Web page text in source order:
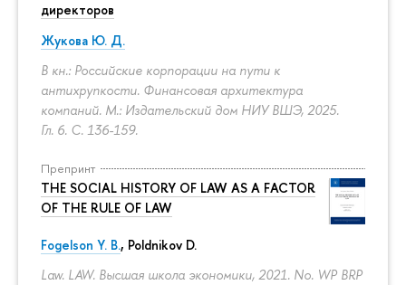
директоров
Жукова Ю. Д.
В кн.: Российские корпорации на пути к
антихрупкости. Финансовая архитектура
компаний. М.: Издательский дом НИУ ВШЭ, 2025.
Гл. 6. С. 136-159.
Препринт
THE SOCIAL HISTORY OF LAW AS A FACTOR
OF THE RULE OF LAW
Fogelson Y. B., Poldnikov D.
Law. LAW. Высшая школа экономики, 2021. No. WP BRP